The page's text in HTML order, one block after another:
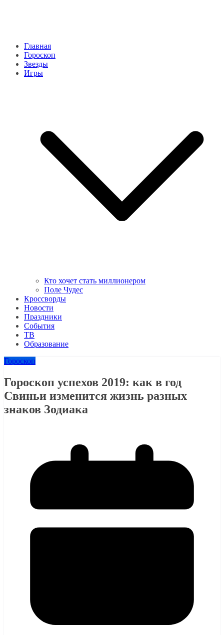
Главная
Гороскоп
Звезды
Игры
Кто хочет стать миллионером
Поле Чудес
Кроссворды
Новости
Праздники
События
ТВ
Образование
Гороскоп
Гороскоп успехов 2019: как в год
Свиньи изменится жизнь разных
знаков Зодиака